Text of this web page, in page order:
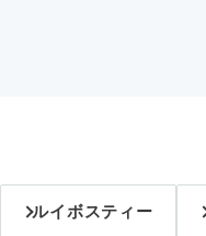
ルイボスティー